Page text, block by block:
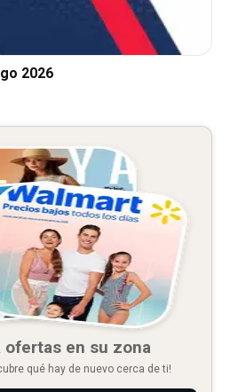
2026
ofertas en su zona
qué hay de nuevo cerca de ti!